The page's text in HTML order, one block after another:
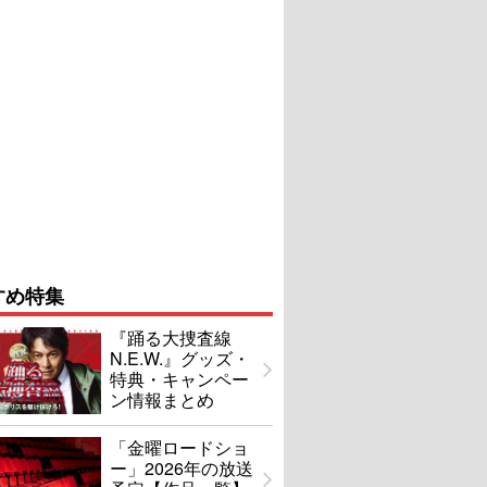
特集
『踊る大捜査線
N.E.W.』グッズ・
特典・キャンペー
ン情報まとめ
「金曜ロードショ
ー」2026年の放送